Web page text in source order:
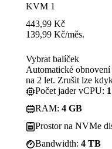
KVM 1
443,99 Kč
139,99 Kč/měs.
Vybrat balíček
Automatické
na 2 let. Zrušit lze
Počet jader vCPU: 1
RAM: 4 GB
Prostor na NVMe
Bandwidth: 4 TB